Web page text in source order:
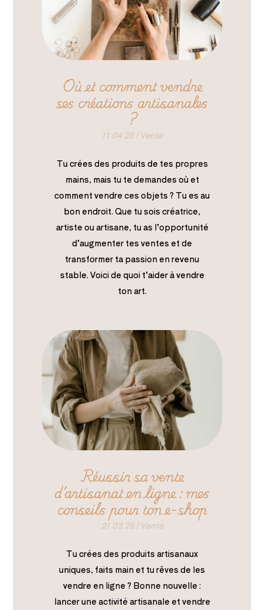
Où et comment vendre
ses créations artisanales
?
11 04 25| Vente
Tu crées des produits de tes propres
mains, mais tu te demandes où et
comment vendre ces objets ? Tu es au
bon endroit. Que tu sois créatrice,
artiste ou artisane, tu as l’opportunité
d’augmenter tes ventes et de
transformer ta passion en revenu
stable. Voici de quoi t’aider à vendre
ton art.
Réussir sa vente
d’artisanat en ligne : mes
conseils pour ton e-shop
21 03 25| Vente
Tu crées des produits artisanaux
uniques, faits main et tu rêves de les
vendre en ligne ? Bonne nouvelle :
lancer une activité artisanale et vendre